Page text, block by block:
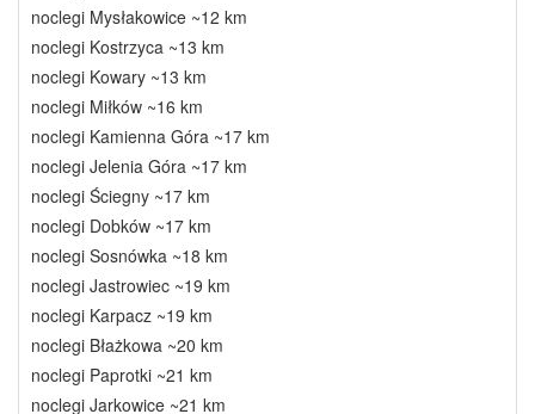
noclegi Mysłakowice ~12 km
noclegi Kostrzyca ~13 km
noclegi Kowary ~13 km
noclegi Miłków ~16 km
noclegi Kamienna Góra ~17 km
noclegi Jelenia Góra ~17 km
noclegi Ściegny ~17 km
noclegi Dobków ~17 km
noclegi Sosnówka ~18 km
noclegi Jastrowiec ~19 km
noclegi Karpacz ~19 km
noclegi Błażkowa ~20 km
noclegi Paprotki ~21 km
noclegi Jarkowice ~21 km